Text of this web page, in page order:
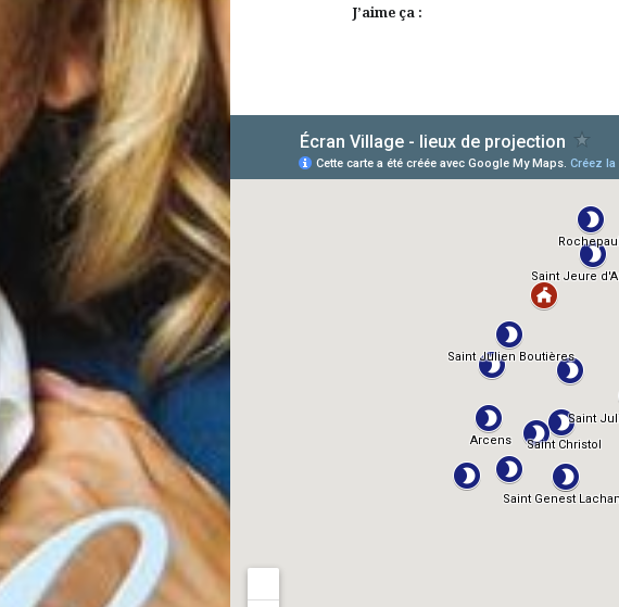
J’aime ça :
AlloCiné